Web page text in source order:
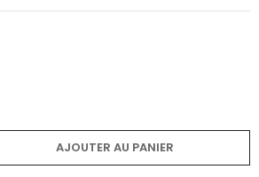
AJOUTER AU PANIER